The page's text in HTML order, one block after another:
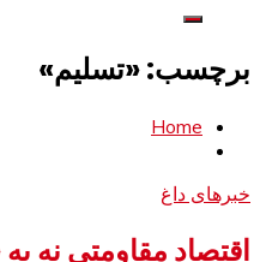
برچسب: «تسلیم»
Home
خبرهای داغ
اقتصاد مقاومتی نه